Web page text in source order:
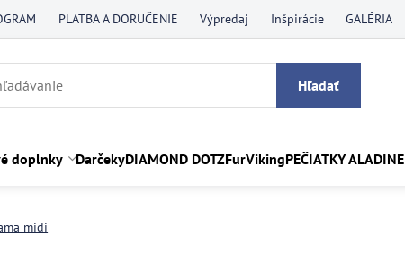
PLATBA A DORUČENIE Výpredaj Inšpirácie GALÉRIA
Hľadať
doplnky DarčekyDIAMOND DOTZFurVikingPEČIATKY ALADINE
midi